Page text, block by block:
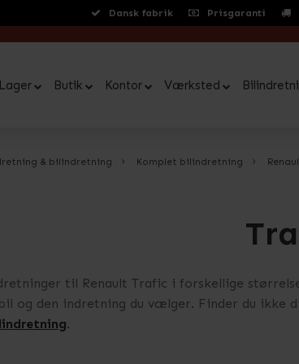
Dansk fabrik Prisgaranti
Lager Butik Kontor Værksted
& bilindretning Komplet bilindretning
til Renault Trafic i forskellige
og den indretning du vælger. Finder du
.